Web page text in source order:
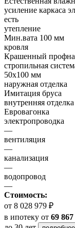
усиление каркаса
есть
утепление
Мин.вата 100 мм
кровля
Крашенный
стропильная
50х100 мм
наружная отделка
Имитация бруса
внутренняя отделка
Евровагонка
электропроводка
—
вентиляция
—
канализация
—
водопровод
—
Стоимость:
от 8 028 979 ₽
в ипотеку от 69